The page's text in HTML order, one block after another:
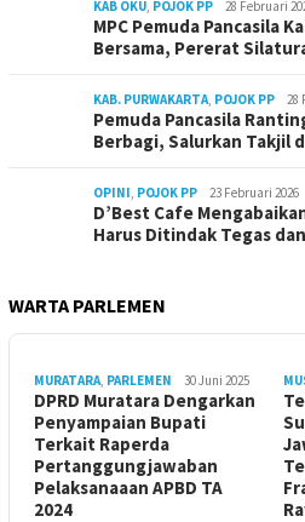
KAB OKU POJOK PP 28 Februari
MPC Pemuda Pancasila
Bersama, Pererat
KAB. PURWAKARTA POJOK PP 28
Pemuda Pancasila
Berbagi, Salurkan Takjil
OPINI POJOK PP 23 Februari 2026
D’Best Cafe
Harus Ditindak Tegas
WARTA PARLEMEN
MURATARA PARLEMEN 30 Juni 2025
DPRD Muratara Dengarkan
Penyampaian Bupati
Terkait Raperda
Pertanggungjawaban
Pelaksanaaan APBD TA
2024